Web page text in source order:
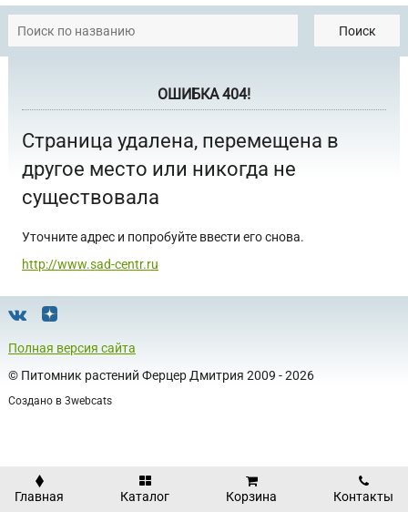
Поиск
ОШИБКА 404!
Страница удалена, перемещена в
другое место или никогда не
существовала
Уточните адрес и попробуйте ввести его снова.
http://www.sad-centr.ru
Полная версия сайта
© Питомник растений Ферцер Дмитрия 2009 - 2026
Создано в 3webcats
Главная Каталог Корзина Контакты